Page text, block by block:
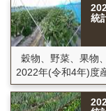
統
穀物、野菜、果物
2022年(令和4年)度